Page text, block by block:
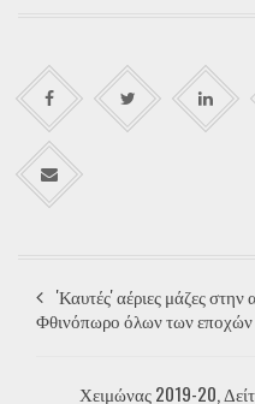
'Καυτές' αέριες μάζες
Φθινόπωρο όλων των εποχών
Χειμώνας 2019-20,